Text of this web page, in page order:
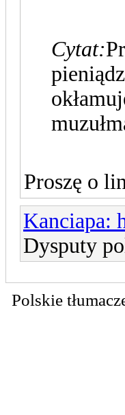
Cytat:
Proszę o
Kanciapa:
Dysputy
Polskie